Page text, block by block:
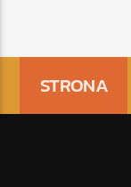
STRONA